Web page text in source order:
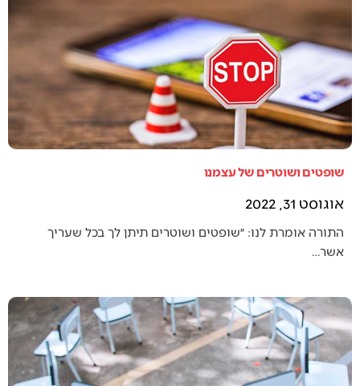
שופטים ושוטרים של עצמנו
אוגוסט 31, 2022
התורה אומרת לנו: ״שופטים ושוטרים תיתן לך בכל שעריך
אשר…